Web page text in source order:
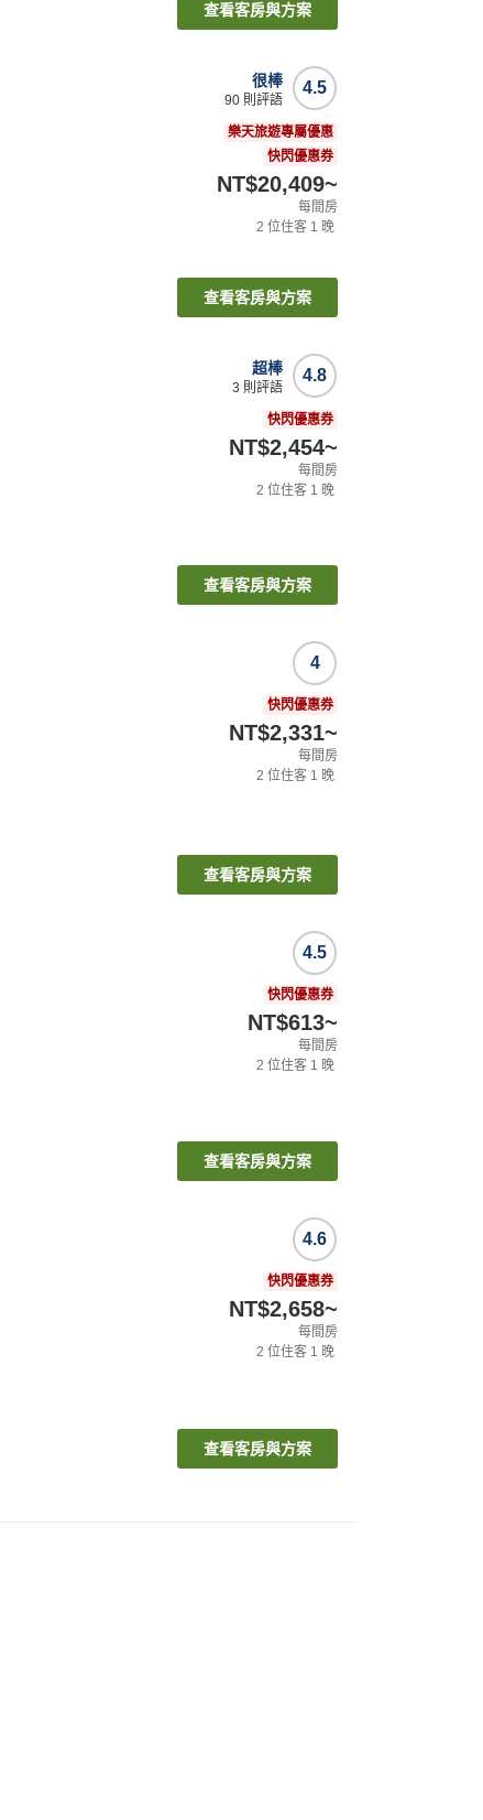
查看客房與方案
4.5
很棒
90 則評語
樂天旅遊專屬優惠
快閃優惠券
NT$20,409~
每間房
2 位住客 1 晚
查看客房與方案
4.8
超棒
3 則評語
快閃優惠券
NT$2,454~
每間房
2 位住客 1 晚
查看客房與方案
4
快閃優惠券
NT$2,331~
每間房
2 位住客 1 晚
查看客房與方案
4.5
快閃優惠券
NT$613~
每間房
2 位住客 1 晚
查看客房與方案
4.6
快閃優惠券
NT$2,658~
每間房
2 位住客 1 晚
查看客房與方案